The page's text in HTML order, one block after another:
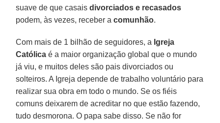
suave de que casaisdivorciados e recasados
podem, às vezes, receber acomunhão.
Com mais de 1 bilhão de seguidores, a Igreja
Católica é a maior organização global que o mundo
já viu, e muitos deles são pais divorciados ou
solteiros. A Igreja depende de trabalho voluntário para
realizar sua obra em todo o mundo. Se os fiéis
comuns deixarem de acreditar no que estão fazendo,
tudo desmorona. O papa sabe disso. Se não for